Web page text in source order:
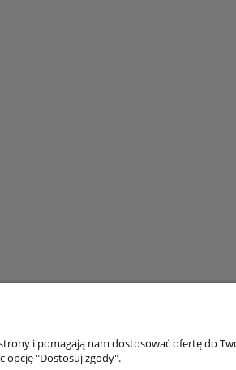
i pomagają nam dostosować ofertę do
opcję "Dostosuj zgody".